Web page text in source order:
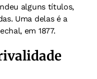
alguns títulos,
Uma delas é a
em 1877.